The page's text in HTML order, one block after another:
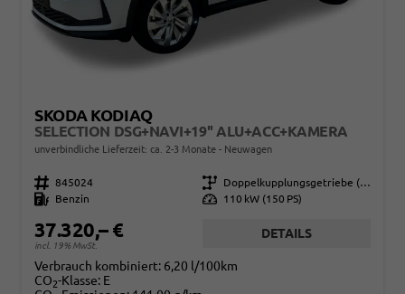
SKODA KODIAQ
SELECTION DSG+NAVI+19'' ALU+ACC+KAMERA
unverbindliche Lieferzeit: ca. 2-3 Monate Neuwagen
Fahrzeugnr. 845024 Getriebe
Doppelkupplungsgetriebe (DSG)
Kraftstoff
Benzin Leistung 110 kW (150 PS)
37.320,– €
incl. 19% MwSt.
DETAILS
Verbrauch kombiniert: 6,20 l/100km
CO2-Klasse: E